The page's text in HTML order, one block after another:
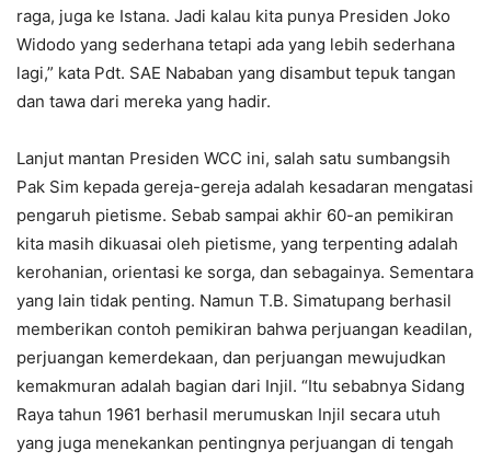
raga, juga ke Istana. Jadi kalau kita punya Presiden Joko
Widodo yang sederhana tetapi ada yang lebih sederhana
lagi,” kata Pdt. SAE Nababan yang disambut tepuk tangan
dan tawa dari mereka yang hadir.
Lanjut mantan Presiden WCC ini, salah satu sumbangsih
Pak Sim kepada gereja-gereja adalah kesadaran mengatasi
pengaruh pietisme. Sebab sampai akhir 60-an pemikiran
kita masih dikuasai oleh pietisme, yang terpenting adalah
kerohanian, orientasi ke sorga, dan sebagainya. Sementara
yang lain tidak penting. Namun T.B. Simatupang berhasil
memberikan contoh pemikiran bahwa perjuangan keadilan,
perjuangan kemerdekaan, dan perjuangan mewujudkan
kemakmuran adalah bagian dari Injil. “Itu sebabnya Sidang
Raya tahun 1961 berhasil merumuskan Injil secara utuh
yang juga menekankan pentingnya perjuangan di tengah